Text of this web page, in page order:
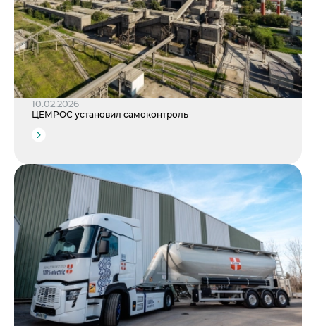
10.02.2026
ЦЕМРОС установил самоконтроль